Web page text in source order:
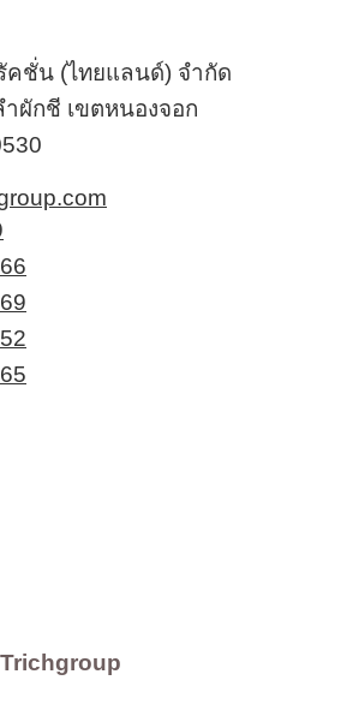
ชั่น (ไทยแลนด์) จำกัด
ผักชี เขตหนองจอก
Trichgroup